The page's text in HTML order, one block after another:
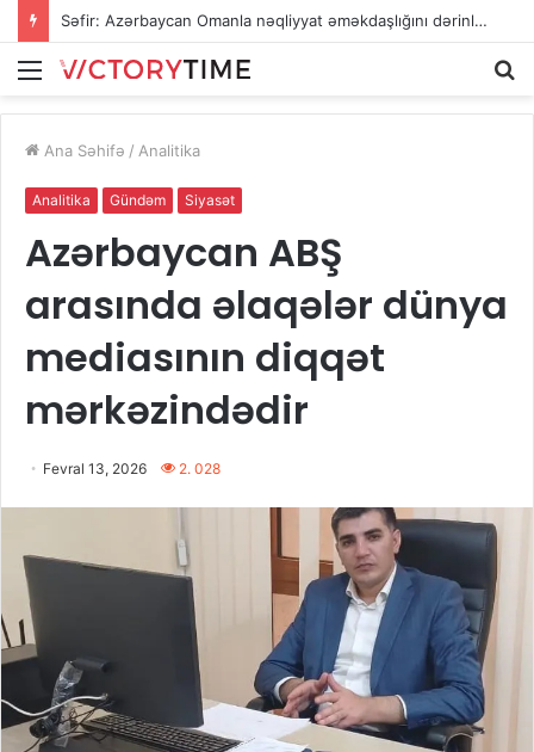
Səfir: Azərbaycan Omanla nəqliyyat əməkdaşlığını dərinləşdirməyə hazırdır
Menu
Ana Səhifə / Analitika
Analitika Gündəm Siyasət
Azərbaycan ABŞ
arasında əlaqələr dünya
mediasının diqqət
mərkəzindədir
Fevral 13, 2026 2. 028